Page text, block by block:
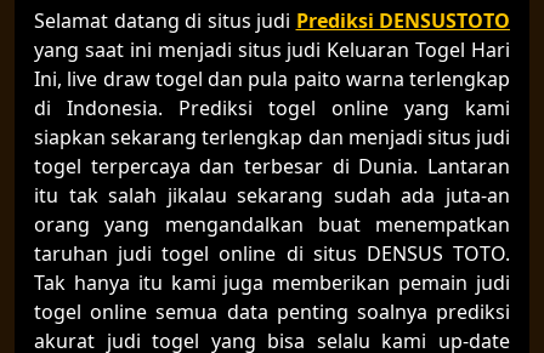
Selamat datang di situs judi Prediksi DENSUSTOTO
yang saat ini menjadi situs judi Keluaran Togel Hari
Ini, live draw togel dan pula paito warna terlengkap
di Indonesia. Prediksi togel online yang kami
siapkan sekarang terlengkap dan menjadi situs judi
togel terpercaya dan terbesar di Dunia. Lantaran
itu tak salah jikalau sekarang sudah ada juta-an
orang yang mengandalkan buat menempatkan
taruhan judi togel online di situs DENSUS TOTO.
Tak hanya itu kami juga memberikan pemain judi
togel online semua data penting soalnya prediksi
akurat judi togel yang bisa selalu kami up-date